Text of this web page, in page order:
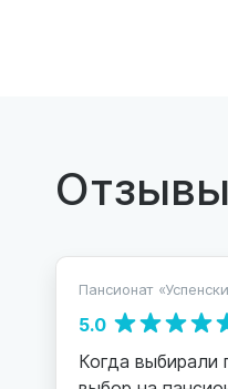
Пансионат
5.0
Когда выбирали